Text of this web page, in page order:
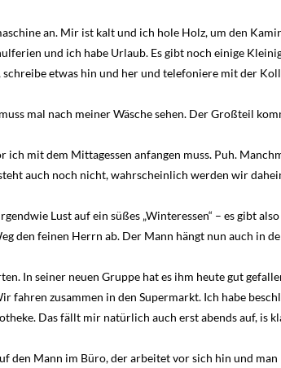
an. Mir ist kalt und ich hole Holz, um den
und ich habe Urlaub. Es gibt noch einige
etwas hin und her und telefoniere mit der
mal nach meiner Wäsche sehen. Der Großteil
mit dem Mittagessen anfangen muss. Puh.
auch noch nicht, wahrscheinlich werden wir
Lust auf ein süßes „Winteressen“ – es gibt
den feinen Herrn ab. Der Mann hängt nun auch in
In seiner neuen Gruppe hat es ihm heute gut
zusammen in den Supermarkt. Ich habe
Das fällt mir natürlich auch erst abends auf, is
den Mann im Büro, der arbeitet vor sich hin und